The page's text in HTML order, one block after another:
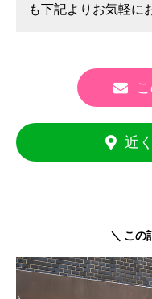
も下記よりお気軽に
近
＼ この